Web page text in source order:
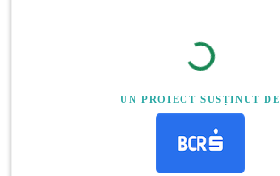
UN PROIECT SUSȚINUT DE